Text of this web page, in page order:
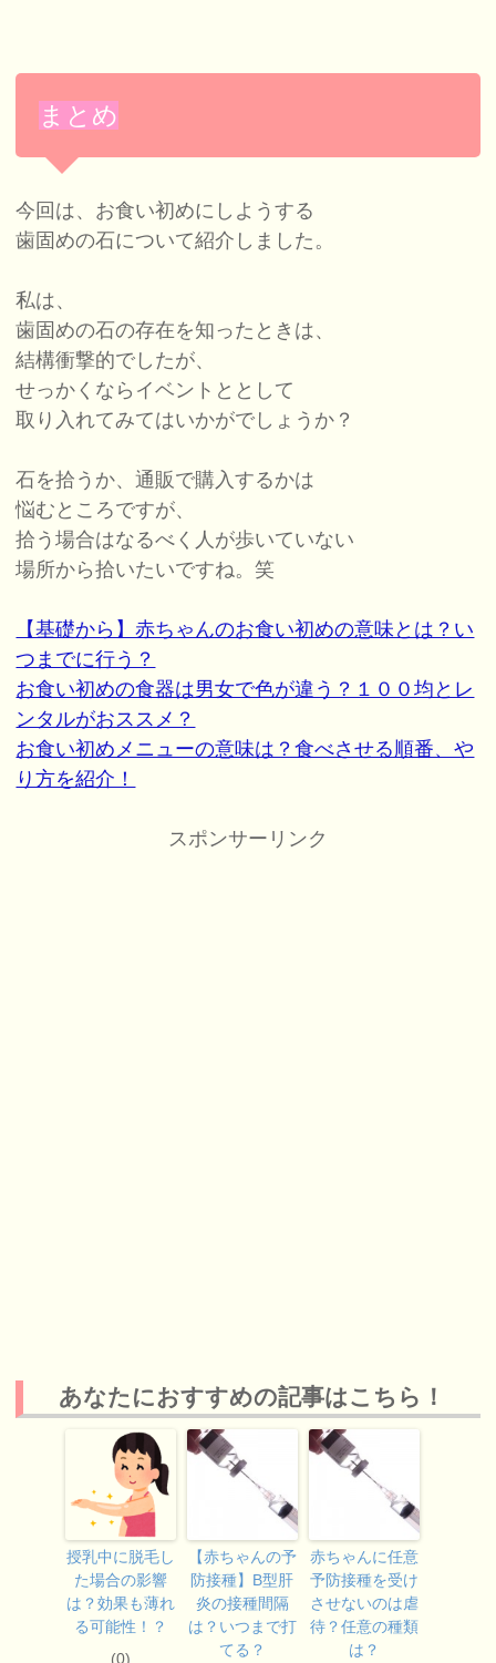
まとめ
今回は、お食い初めにしようする
歯固めの石について紹介しました。
私は、
歯固めの石の存在を知ったときは、
結構衝撃的でしたが、
せっかくならイベントととして
取り入れてみてはいかがでしょうか？
石を拾うか、通販で購入するかは
悩むところですが、
拾う場合はなるべく人が歩いていない
場所から拾いたいですね。笑
【基礎から】赤ちゃんのお食い初めの意味とは？い
つまでに行う？
お食い初めの食器は男女で色が違う？１００均とレ
ンタルがおススメ？
お食い初めメニューの意味は？食べさせる順番、や
り方を紹介！
スポンサーリンク
あなたにおすすめの記事はこちら！
授乳中に脱毛し
た場合の影響
は？効果も薄れ
る可能性！？
(0)
【赤ちゃんの予
防接種】B型肝
炎の接種間隔
は？いつまで打
てる？
赤ちゃんに任意
予防接種を受け
させないのは虐
待？任意の種類
は？